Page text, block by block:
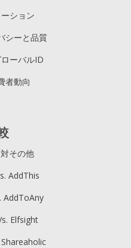
ション
シーと品質
ーバルID
者動向
その他
AddThis
AddToAny
Elfsight